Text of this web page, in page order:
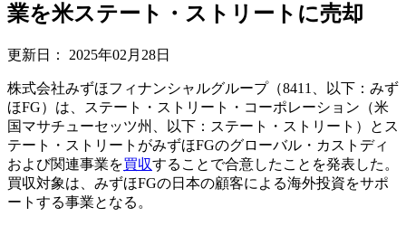
業を米ステート・ストリートに売却
更新日： 2025年02月28日
株式会社みずほフィナンシャルグループ（8411、以下：みず
ほFG）は、ステート・ストリート・コーポレーション（米
国マサチューセッツ州、以下：ステート・ストリート）とス
テート・ストリートがみずほFGのグローバル・カストディ
および関連事業を買収することで合意したことを発表した。
買収対象は、みずほFGの日本の顧客による海外投資をサポ
ートする事業となる。